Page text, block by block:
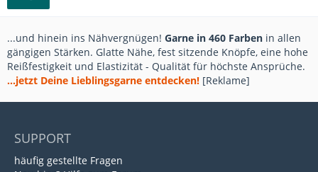
...und hinein ins Nähvergnügen! Garne in 460 Farben in allen
gängigen Stärken. Glatte Nähe, fest sitzende Knöpfe, eine hohe
Reißfestigkeit und Elastizität - Qualität für höchste Ansprüche.
...jetzt Deine Lieblingsgarne entdecken! [Reklame]
SUPPORT
häufig gestellte Fragen